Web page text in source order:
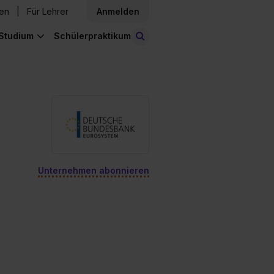
Für Lehrer Anmelden
Schülerpraktikum
Unternehmen abonnieren